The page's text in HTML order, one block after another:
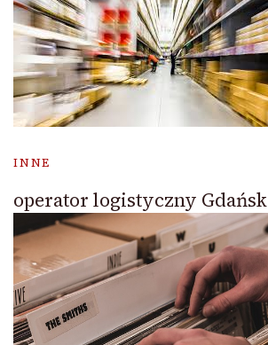
INNE
operator logistyczny Gdańsk